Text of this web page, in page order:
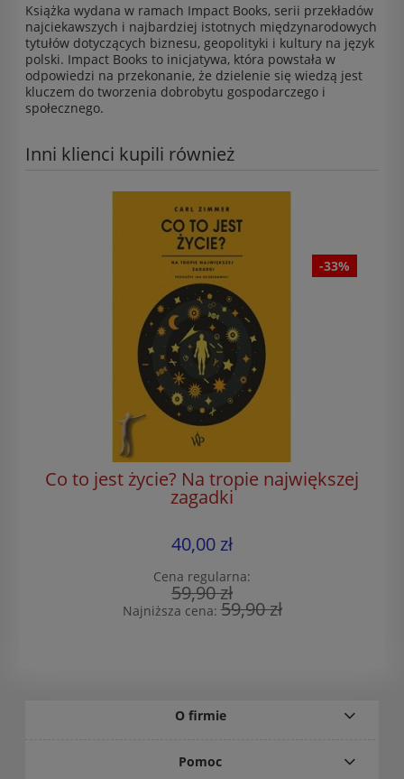
Książka wydana w ramach Impact Books, serii przekładów
najciekawszych i najbardziej istotnych międzynarodowych
tytułów dotyczących biznesu, geopolityki i kultury na język
polski. Impact Books to inicjatywa, która powstała w
odpowiedzi na przekonanie, że dzielenie się wiedzą jest
kluczem do tworzenia dobrobytu gospodarczego i
społecznego.
Inni klienci kupili również
-33%
Co to jest życie? Na tropie największej
zagadki
40,00 zł
Cena regularna:
59,90 zł
Najniższa cena:59,90 zł
O firmie
Pomoc